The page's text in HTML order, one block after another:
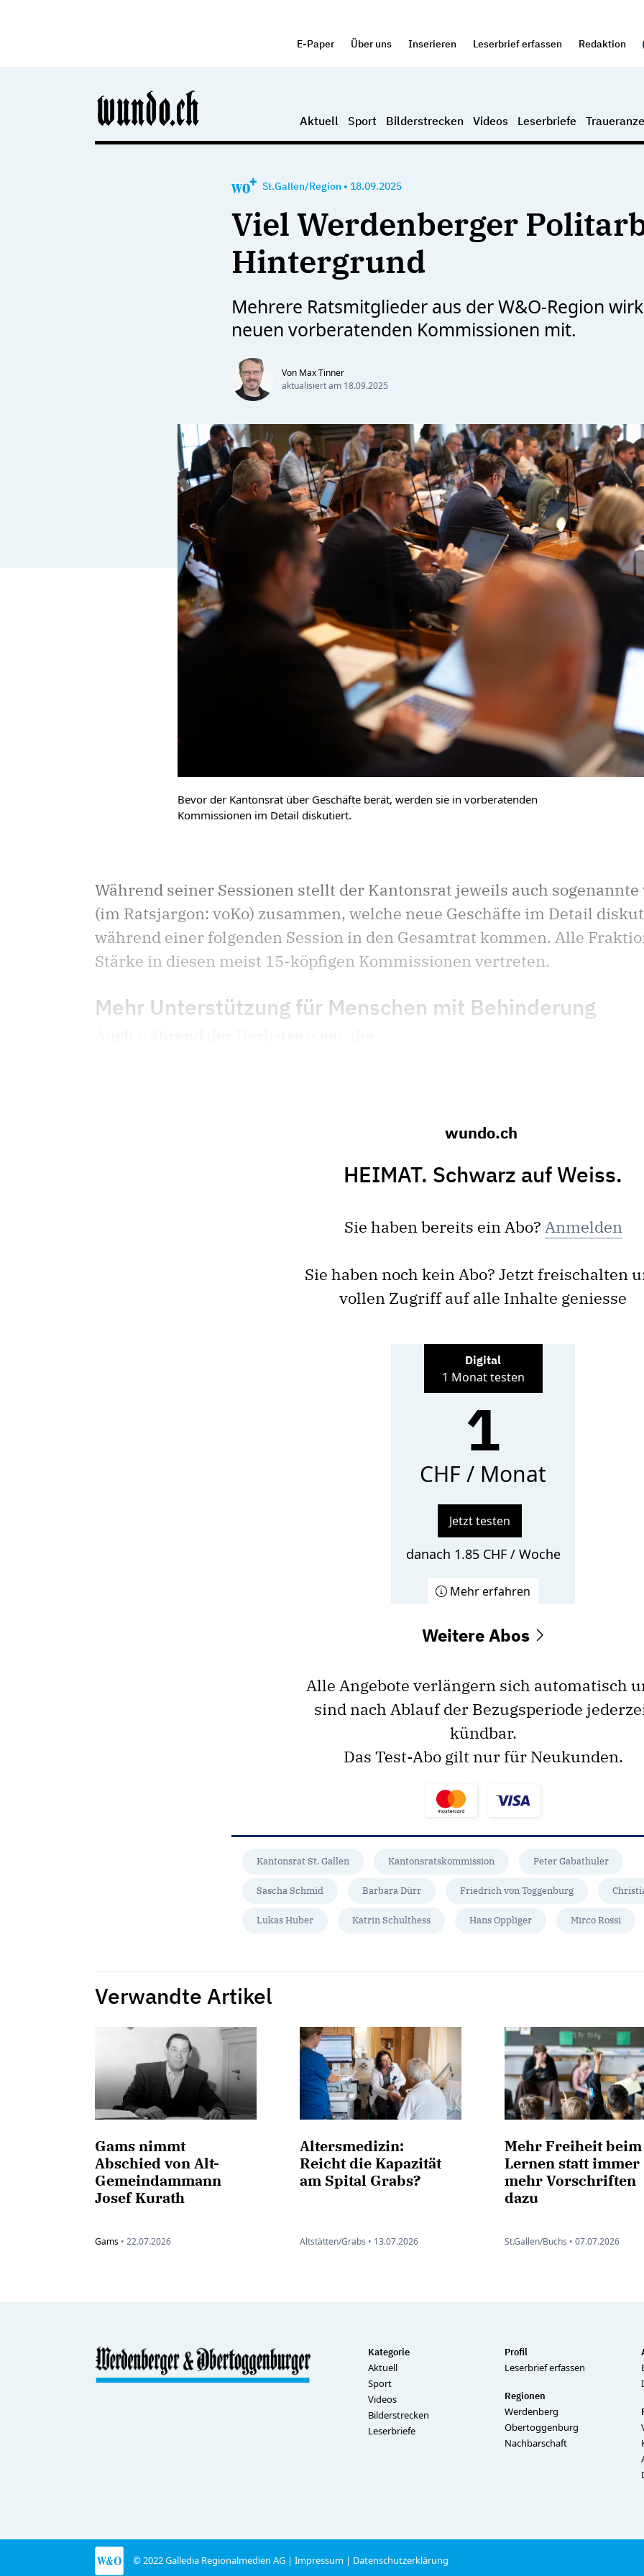
E-Paper Über uns Inserieren Leserbrief erfassen Redaktion
Aktuell Sport Bilderstrecken Videos Leserbriefe
St.Gallen/Region • 18.09.2025
Viel Werdenberger
Hintergrund
Mehrere Ratsmitglieder aus der W&O-Region
neuen vorberatenden Kommissionen mit.
Von Max Tinner
aktualisiert am 18.09.2025
Bevor der Kantonsrat über Geschäfte berät, werden sie in vorberatenden
Kommissionen im Detail diskutiert.
Während seiner Sessionen stellt der Kantonsrat jeweils auch
(im Ratsjargon: voKo) zusammen, welche neue Geschäfte im Detail
während einer folgenden Session in den Gesamtrat kommen. Alle
Stärke in diesen meist 15-köpfigen Kommissionen vertreten.
Mehr Unterstützung für Menschen mit Behinderung
wundo.ch
HEIMAT. Schwarz auf Weiss.
Sie haben bereits ein Abo? Anmelden
Sie haben noch kein Abo? Jetzt freischalten
vollen Zugriff auf alle Inhalte geniesse
Digital
1 Monat testen
1
CHF / Monat
Jetzt testen
danach 1.85 CHF / Woche
Mehr erfahren
Weitere Abos
Alle Angebote verlängern sich automatisch
sind nach Ablauf der Bezugsperiode
kündbar.
Das Test-Abo gilt nur für Neukunden.
Kantonsrat St. Gallen Kantonsratskommission Peter Gabathuler
Sascha Schmid Barbara Dürr Friedrich von Toggenburg
Lukas Huber Katrin Schulthess Hans Oppliger Mirco Rossi
Verwandte Artikel
Gams nimmt
Abschied von Alt-
Gemeindammann
Josef Kurath
Gams • 22.07.2026
Altersmedizin:
Reicht die Kapazität
am Spital Grabs?
Altstätten/Grabs • 13.07.2026
Mehr Freiheit beim
Lernen statt immer
mehr Vorschriften
dazu
St.Gallen/Buchs • 07.07.2026
Kategorie
Aktuell
Sport
Videos
Bilderstrecken
Leserbriefe
Profil
Leserbrief erfassen
Regionen
Werdenberg
Obertoggenburg
Nachbarschaft
© 2022 Galledia Regionalmedien AG | Impressum | Datenschutzerklärung